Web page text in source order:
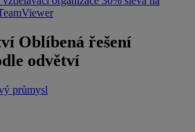
Oblíbená řešení
odvětví
průmysl